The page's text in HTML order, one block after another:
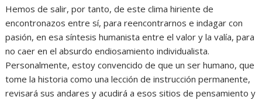
Hemos de salir, por tanto, de este clima hiriente de
encontronazos entre sí, para reencontrarnos e indagar con
pasión, en esa síntesis humanista entre el valor y la valía, para
no caer en el absurdo endiosamiento individualista.
Personalmente, estoy convencido de que un ser humano, que
tome la historia como una lección de instrucción permanente,
revisará sus andares y acudirá a esos sitios de pensamiento y